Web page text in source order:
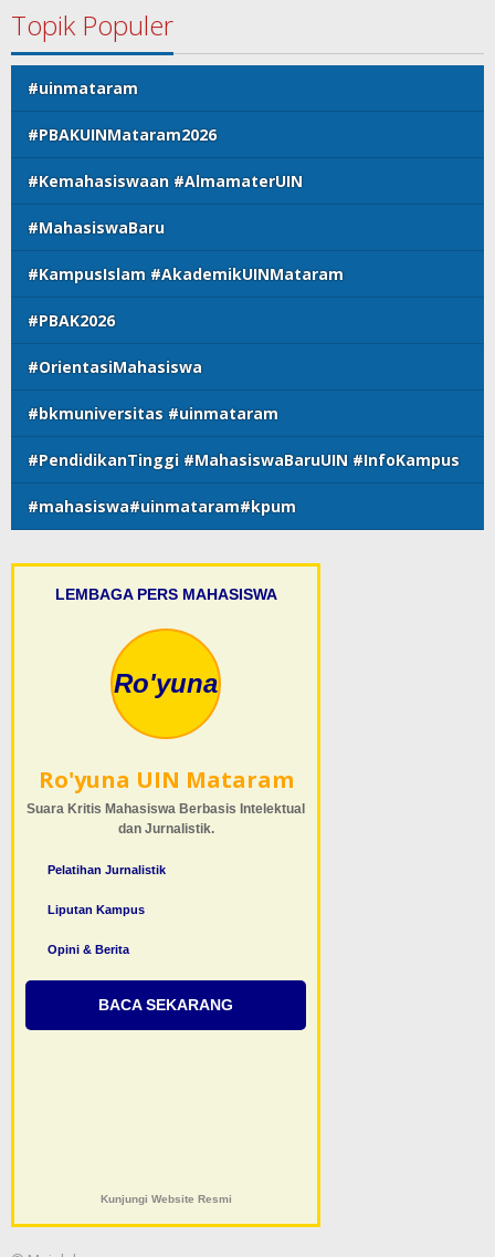
Topik Populer
#uinmataram
#PBAKUINMataram2026
#Kemahasiswaan #AlmamaterUIN
#MahasiswaBaru
#KampusIslam #AkademikUINMataram
#PBAK2026
#OrientasiMahasiswa
#bkmuniversitas #uinmataram
#PendidikanTinggi #MahasiswaBaruUIN #InfoKampus
#mahasiswa#uinmataram#kpum
LEMBAGA PERS MAHASISWA
Ro'yuna
Ro'yuna UIN Mataram
Suara Kritis Mahasiswa Berbasis Intelektual
dan Jurnalistik.
Pelatihan Jurnalistik
Liputan Kampus
Opini & Berita
BACA SEKARANG
Kunjungi Website Resmi